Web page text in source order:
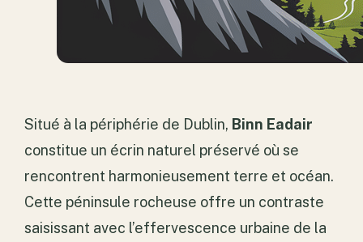
Situé à la périphérie de Dublin, Binn Eadair
constitue un écrin naturel préservé où se
rencontrent harmonieusement terre et océan.
Cette péninsule rocheuse offre un contraste
saisissant avec l’effervescence urbaine de la